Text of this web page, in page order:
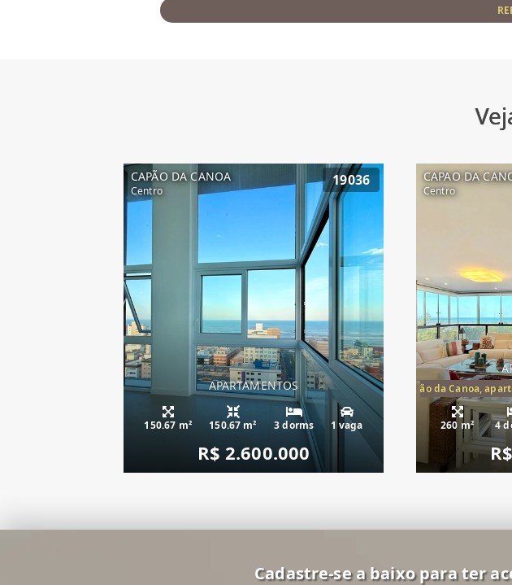
CAPÃO DA CANOA
Centro
19036
APARTAMENTOS
150.67 m² 150.67 m² 3 dorms 1 vaga
R$ 2.600.000
CAPAO DA
Centro
apartamento frente mar Capão da Canoa,
260 m² 4
Cadastre-se a baixo para ter